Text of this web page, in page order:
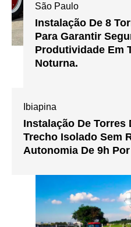
São Paulo
Instalação De 8
Para Garantir
Produtividade Em
Noturna.
Ibiapina
Instalação De Torres
Trecho Isolado Sem
Autonomia De 9h